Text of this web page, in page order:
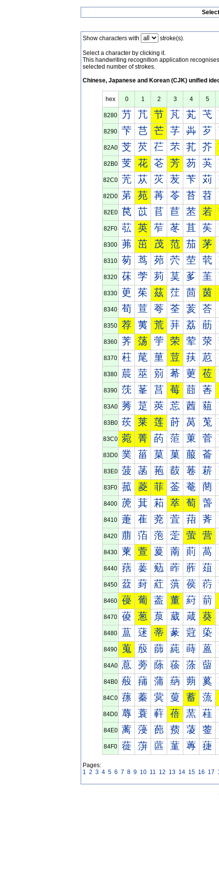
Show characters with stroke(s).
Select a character by clicking it.
This handwriting recognition application
selected number of strokes.
Chinese, Japanese and Korean (CJK) unified
hex 0 1 2 3 4 5
8280 芀 芁 节 芃 芄 芅
8290 芐 芑 芒 芓 芔 芕
82A0 芠 芡 芢 芣 芤 芥
82B0 芰 花 芲 芳 芴 芵
82C0 苀 苁 苂 苃 苄 苅
82D0 苐 苑 苒 苓 苔 苕
82E0 苠 苡 苢 苣 苤 若
82F0 苰 英 苲 苳 苴 苵
8300 茀 茁 茂 范 茄 茅
8310 茐 茑 茒 茓 茔 茕
8320 茠 茡 茢 茣 茤 茥
8330 茰 茱 茲 茳 茴 茵
8340 荀 荁 荂 荃 荄 荅
8350 荐 荑 荒 荓 荔 荕
8360 荠 荡 荢 荣 荤 荥
8370 荰 荱 荲 荳 荴 荵
8380 莀 莁 莂 莃 莄 莅
8390 莐 莑 莒 莓 莔 莕
83A0 莠 莡 莢 莣 莤 莥
83B0 莰 莱 莲 莳 莴 莵
83C0 菀 菁 菂 菃 菄 菅
83D0 菐 菑 菒 菓 菔 菕
83E0 菠 菡 菢 菣 菤 菥
83F0 菰 菱 菲 菳 菴 菵
8400 萀 萁 萂 萃 萄 萅
8410 萐 萑 萒 萓 萔 萕
8420 萠 萡 萢 萣 萤 营
8430 萰 萱 萲 萳 萴 萵
8440 葀 葁 葂 葃 葄 葅
8450 葐 葑 葒 葓 葔 葕
8460 葠 葡 葢 董 葤 葥
8470 葰 葱 葲 葳 葴 葵
8480 蒀 蒁 蒂 蒃 蒄 蒅
8490 蒐 蒑 蒒 蒓 蒔 蒕
84A0 蒠 蒡 蒢 蒣 蒤 蒥
84B0 蒰 蒱 蒲 蒳 蒴 蒵
84C0 蓀 蓁 蓂 蓃 蓄 蓅
84D0 蓐 蓑 蓒 蓓 蓔 蓕
84E0 蓠 蓡 蓢 蓣 蓤 蓥
84F0 蓰 蓱 蓲 蓳 蓴 蓵
Pages:
1 2 3 4 5 6 7 8 9 10 11 12 13 14 15 16 17